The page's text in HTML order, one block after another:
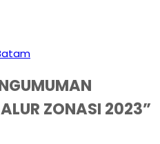
ZONASI 2023”